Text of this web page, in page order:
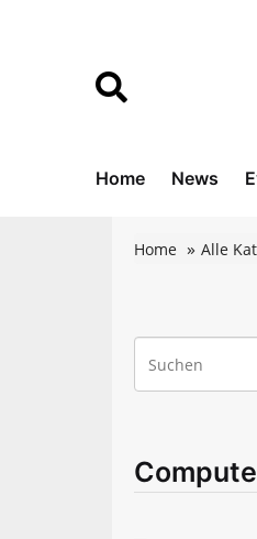
Home News
Home Alle